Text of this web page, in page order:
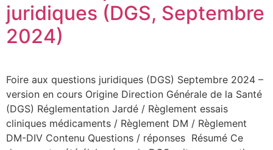
juridiques (DGS, Septembre
2024)
Foire aux questions juridiques (DGS) Septembre 2024 –
version en cours Origine Direction Générale de la Santé
(DGS) Réglementation Jardé / Règlement essais
cliniques médicaments / Règlement DM / Règlement
DM-DIV Contenu Questions / réponses Résumé Ce